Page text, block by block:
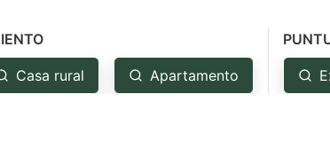
Casa rural Apartamento